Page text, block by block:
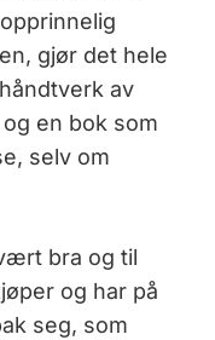
gjør det hele
av
en bok som
selv om
bra og til
og har på
seg, som